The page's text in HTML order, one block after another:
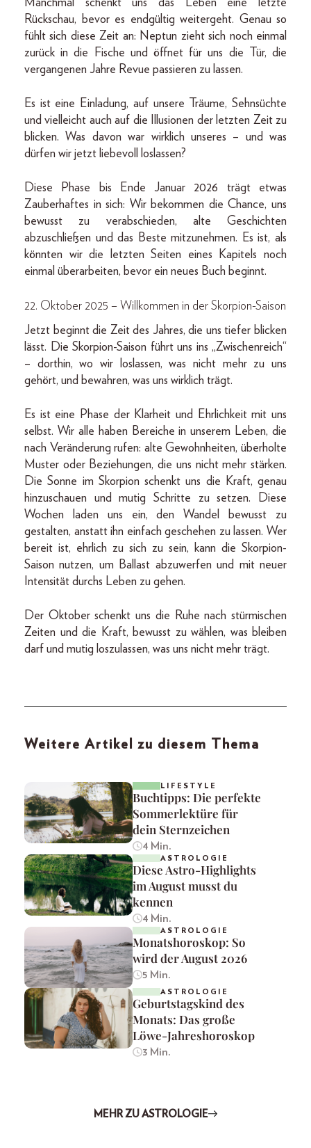
Manchmal schenkt uns das Leben eine letzte
Rückschau, bevor es endgültig weitergeht. Genau so
fühlt sich diese Zeit an: Neptun zieht sich noch einmal
zurück in die Fische und öffnet für uns die Tür, die
vergangenen Jahre Revue passieren zu lassen.
Es ist eine Einladung, auf unsere Träume, Sehnsüchte
und vielleicht auch auf die Illusionen der letzten Zeit zu
blicken. Was davon war wirklich unseres – und was
dürfen wir jetzt liebevoll loslassen?
Diese Phase bis Ende Januar 2026 trägt etwas
Zauberhaftes in sich: Wir bekommen die Chance, uns
bewusst zu verabschieden, alte Geschichten
abzuschließen und das Beste mitzunehmen. Es ist, als
könnten wir die letzten Seiten eines Kapitels noch
einmal überarbeiten, bevor ein neues Buch beginnt.
22. Oktober 2025 – Willkommen in der Skorpion-Saison
Jetzt beginnt die Zeit des Jahres, die uns tiefer blicken
lässt. Die Skorpion-Saison führt uns ins „Zwischenreich“
– dorthin, wo wir loslassen, was nicht mehr zu uns
gehört, und bewahren, was uns wirklich trägt.
Es ist eine Phase der Klarheit und Ehrlichkeit mit uns
selbst. Wir alle haben Bereiche in unserem Leben, die
nach Veränderung rufen: alte Gewohnheiten, überholte
Muster oder Beziehungen, die uns nicht mehr stärken.
Die Sonne im Skorpion schenkt uns die Kraft, genau
hinzuschauen und mutig Schritte zu setzen. Diese
Wochen laden uns ein, den Wandel bewusst zu
gestalten, anstatt ihn einfach geschehen zu lassen. Wer
bereit ist, ehrlich zu sich zu sein, kann die Skorpion-
Saison nutzen, um Ballast abzuwerfen und mit neuer
Intensität durchs Leben zu gehen.
Der Oktober schenkt uns die Ruhe nach stürmischen
Zeiten und die Kraft, bewusst zu wählen, was bleiben
darf und mutig loszulassen, was uns nicht mehr trägt.
Weitere Artikel zu diesem Thema
LIFESTYLE
Buchtipps: Die perfekte
Sommerlektüre für
dein Sternzeichen
4 Min.
ASTROLOGIE
Diese Astro-Highlights
im August musst du
kennen
4 Min.
ASTROLOGIE
Monatshoroskop: So
wird der August 2026
5 Min.
ASTROLOGIE
Geburtstagskind des
Monats: Das große
Löwe-Jahreshoroskop
3 Min.
MEHR ZU ASTROLOGIE